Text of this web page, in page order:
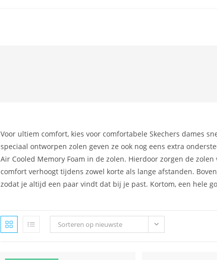
Voor ultiem comfort, kies voor comfortabele Skechers dames
speciaal ontworpen zolen geven ze ook nog eens extra
Air Cooled Memory Foam in de zolen. Hierdoor zorgen de
comfort verhoogt tijdens zowel korte als lange afstanden.
zodat je altijd een paar vindt dat bij je past. Kortom, een hele
Sorteren op nieuwste